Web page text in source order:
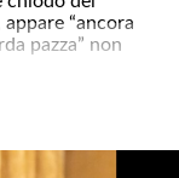
“ancora
pazza” non